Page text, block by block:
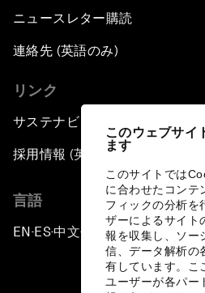
このウェブサイ
ます
このサイトでは
に合わせたコンテ
フィックの分析を
ザーによるサイト
報を収集し、ソー
信、データ解析の
有しています。こ
ユーザーが各パー
ニュースレター購読
連絡先 (英語のみ)
リンク
サステナビリティへの取り組み
採用情報 (英語のみ)
言語
EN ▪ES▪中文▪ 日本語